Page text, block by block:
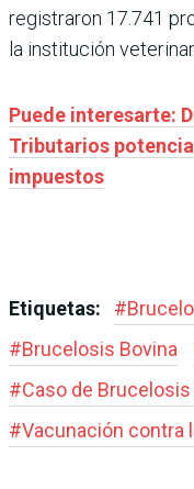
registraron 17.741
la institución
Puede interesarte:
Tributarios
impuestos
Etiquetas: #
#Brucelosis Bovina
#Caso de Brucelosis
#Vacunación contra